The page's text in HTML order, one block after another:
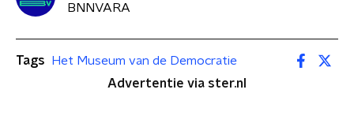
BNNVARA
Tags
Het Museum van de Democratie
Advertentie via ster.nl